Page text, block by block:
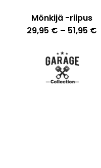
Mönkijä -riipus
29,95 € – 51,95 €